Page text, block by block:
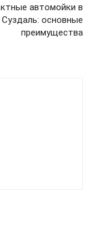
автомойки в
Суздаль: основные
преимущества